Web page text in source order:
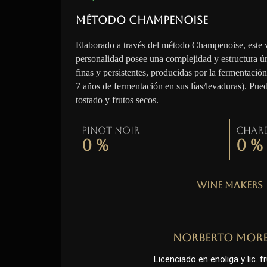
Método Champenoise
Elaborado a través del método Champenoise, este
personalidad posee una complejidad y estructura
finas y persistentes, producidas por la
7 años de fermentación en sus lías/levaduras).
tostado y frutos secos.
Pinot Noir
0 % 0 %
Wine Makers
Norberto
Licenciado en enoliga y lic.